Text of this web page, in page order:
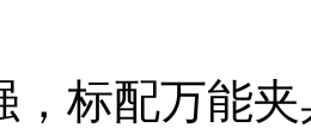
，标配万能